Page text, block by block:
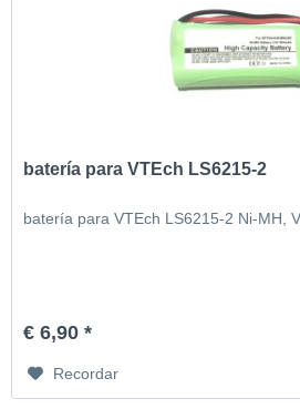
batería para VTEch LS6215-2
batería para VTEch LS6215-2 Ni-MH,
€ 6,90 *
Recordar